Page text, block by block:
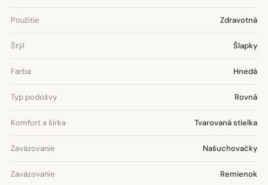
Použitie Zdravotná
Štýl Šlapky
Farba Hnedá
Typ podošvy Rovná
Komfort a šírka Tvarovaná stielka
Zaväzovanie Našuchovačky
Zaväzovanie Remienok